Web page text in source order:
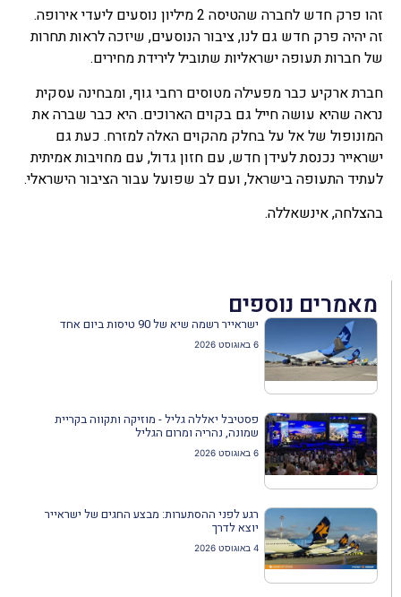
זהו פרק חדש לחברה שהטיסה 2 מיליון נוסעים ליעדי אירופה.
זה יהיה פרק חדש גם לנו, ציבור הנוסעים, שיזכה לראות תחרות
של חברות תעופה ישראליות שתוביל לירידת מחירים.
חברת ארקיע כבר מפעילה מטוסים רחבי גוף, ומבחינה עסקית
נראה שהיא עושה חייל גם בקוים הארוכים. היא כבר שברה את
המונופול של אל על בחלק מהקוים האלה למזרח. כעת גם
ישראייר נכנסת לעידן חדש, עם חזון גדול, עם מחויבות אמיתית
לעתיד התעופה בישראל, ועם לב שפועל עבור הציבור הישראלי.
בהצלחה, אינשאללה.
מאמרים נוספים
ישראייר רשמה שיא של 90 טיסות ביום אחד
6 באוגוסט 2026
פסטיבל יאללה גליל - מוזיקה ותקווה בקריית
שמונה, נהריה ומרום הגליל
6 באוגוסט 2026
רגע לפני ההסתערות: מבצע החגים של ישראייר
יוצא לדרך
4 באוגוסט 2026